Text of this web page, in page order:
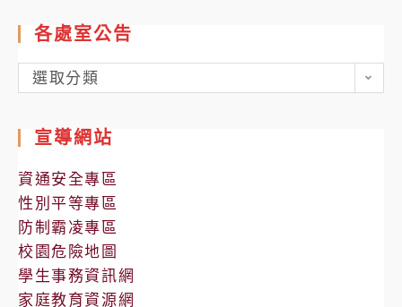
各處室公告
各
處
公
告
選取分類
宣導網站
資通安全專區
性別平等專區
防制霸凌專區
校園危險地圖
學生事務資訊網
家庭教育資源網